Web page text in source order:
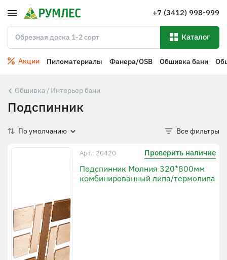
+7 (3412) 998-999
Каталог
Акции Пиломатериалы Фанера/OSB Обшивка бани
Обшивка / Интерьер бани
Подспинник
По умолчанию Все фильтры
Арт.: 20420 Проверить наличие
Подспинник Молния 320*800мм
комбинированный липа/термолипа